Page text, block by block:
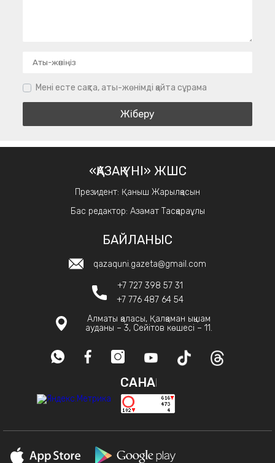
Мені есте сақта, аты-жөнімді қайта сұрама
«ҚАЗАҚ ҮНІ» ЖШС
Президент: Қаныш Жарылқасын
Бас редактор: Азамат Тасқараұлы
БАЙЛАНЫС
qazaquni.gazeta@gmail.com
+7 727 398 57 31
+7 776 487 64 54
Алматы қаласы, Қалқаман ықшам
ауданы – 3, Сейітов көшесі – 11.
САНАҚ